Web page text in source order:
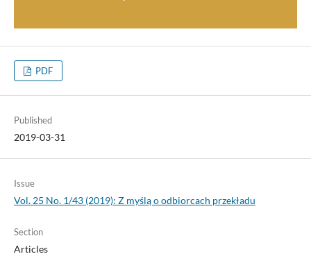
PDF
Published
2019-03-31
Issue
Vol. 25 No. 1/43 (2019): Z myślą o odbiorcach przekładu
Section
Articles